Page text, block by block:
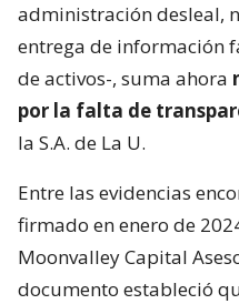
administración desleal,
entrega de información
de activos-, suma ahora
por la falta de
la S.A. de La U.
Entre las evidencias
firmado en enero de
Moonvalley Capital
documento estableció